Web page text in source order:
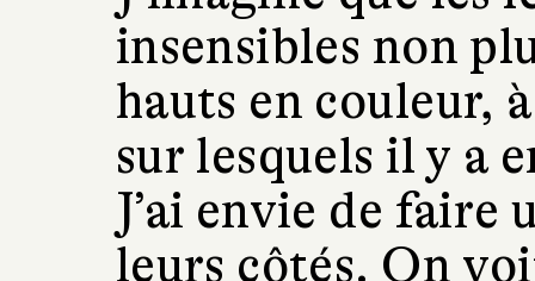
insensibles non
hauts en couleur,
sur lesquels il y a
J’ai envie de faire
leurs côtés. On